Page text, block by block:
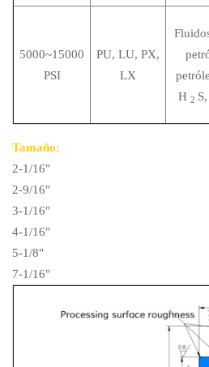
5000~15000
PSI
PU, LU, PX,
LX
H 2
Tamaño:
2-1/16"
2-9/16"
3-1/16"
4-1/16"
5-1/8"
7-1/16"